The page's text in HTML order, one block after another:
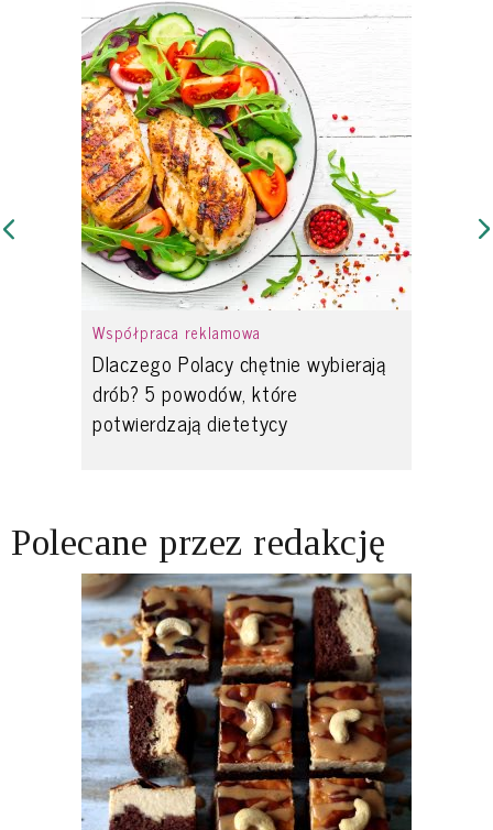
Współpraca reklamowa
Dlaczego Polacy chętnie wybierają
drób? 5 powodów, które
potwierdzają dietetycy
Polecane przez redakcję